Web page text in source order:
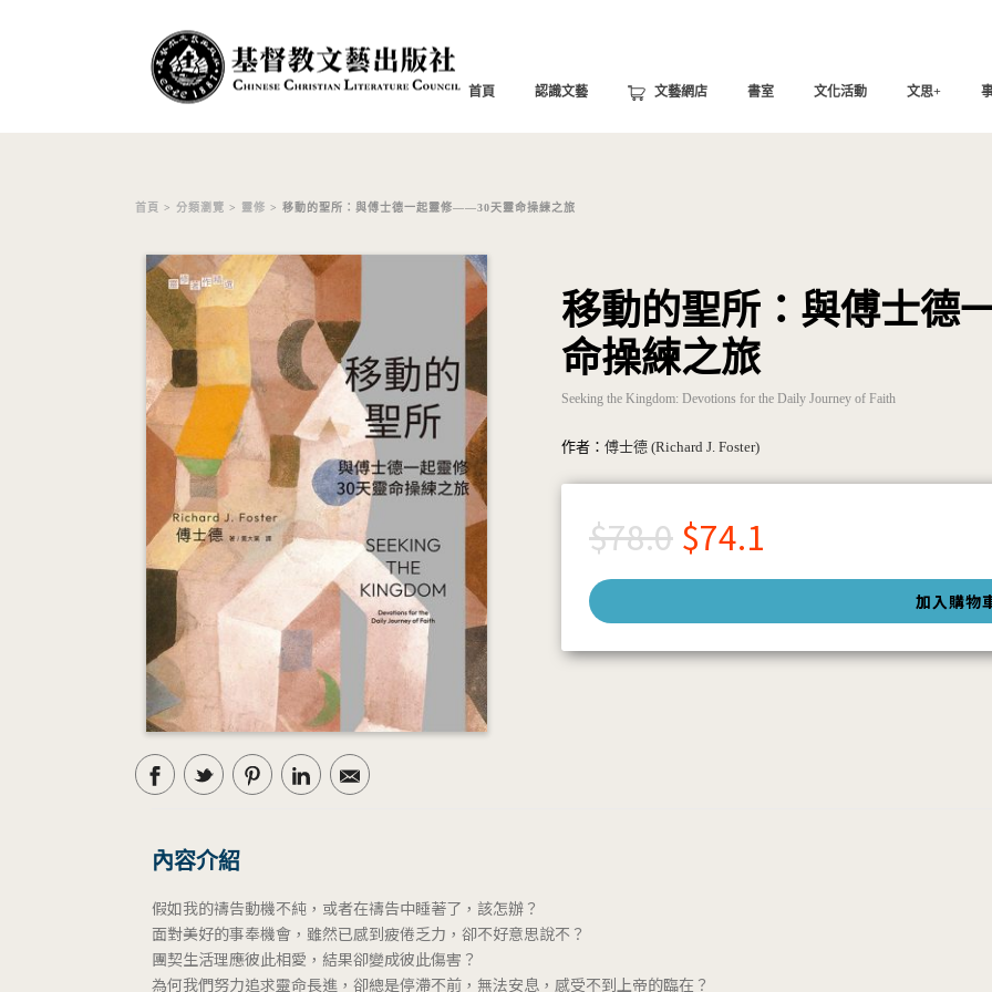
首頁 認識文藝 文藝網店 書室 文化活動 文思+
首頁 > 分類瀏覽 > 靈修 > 移動的聖所：與傅士德一起靈修——30天靈命操練之旅
移動的聖所：與傅士
命操練之旅
Seeking the Kingdom: Devotions for the Daily Journey of Faith
作者： 傅士德 (Richard J. Foster)
加入購物
$78.0 $74.1
內容介紹
假如我的禱告動機不純，或者在禱告中睡著了，該怎辦？
面對美好的事奉機會，雖然已感到疲倦乏力，卻不好意思說不？
團契生活理應彼此相愛，結果卻變成彼此傷害？
為何我們努力追求靈命長進，卻總是停滯不前，無法安息，感受不到上帝的臨在？